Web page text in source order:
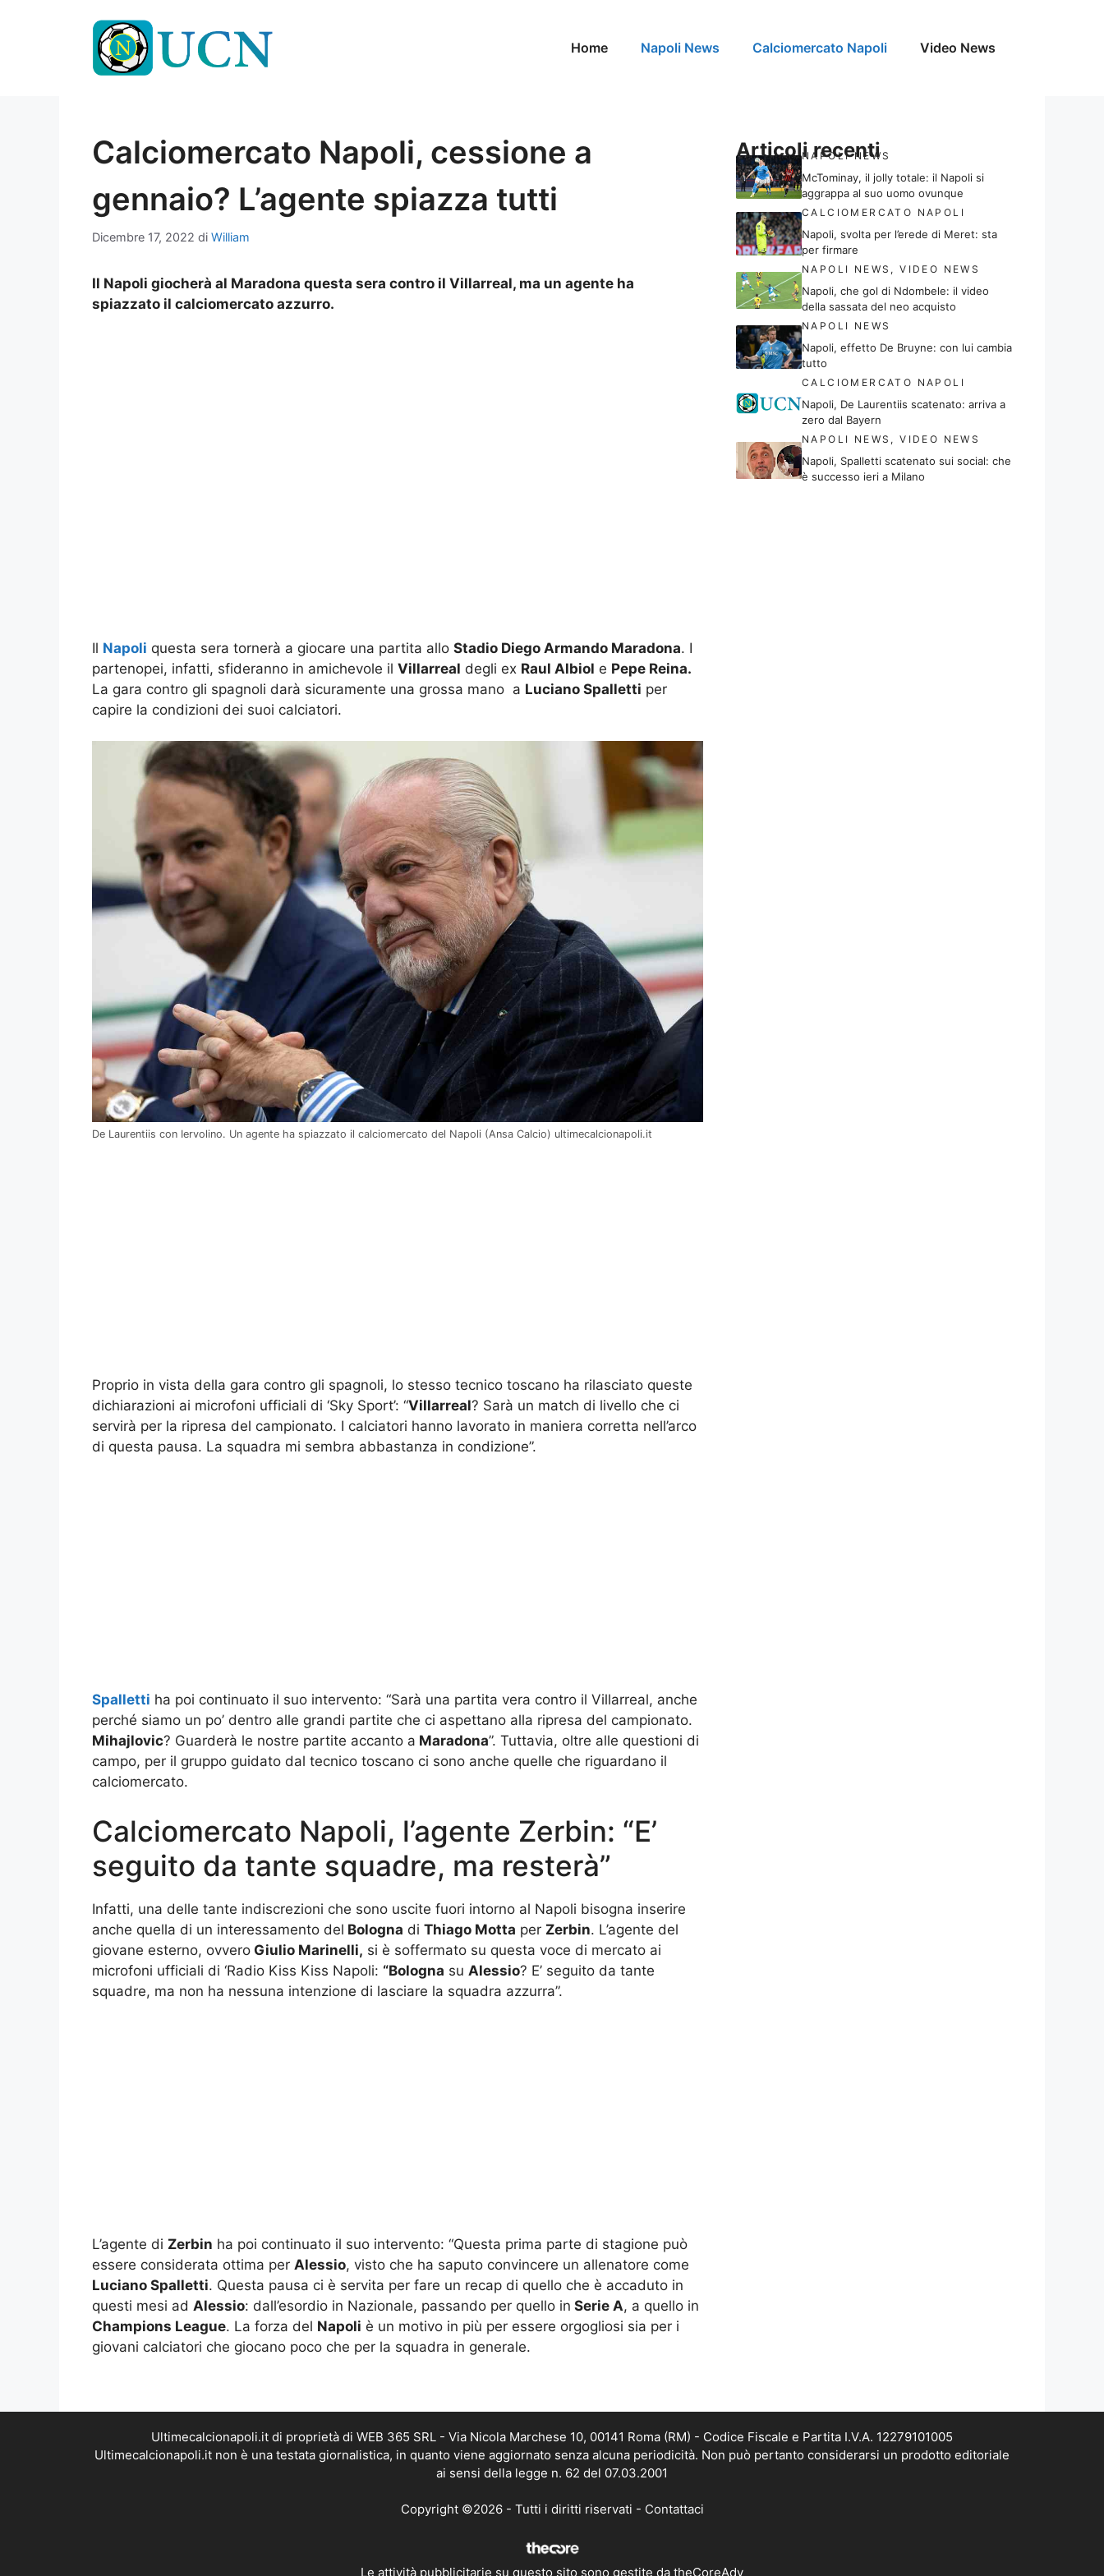
Home Napoli News Calciomercato Napoli Video News
Calciomercato Napoli, cessione a
gennaio? L’agente spiazza tutti
Dicembre 17, 2022 di William
Il Napoli giocherà al Maradona questa sera contro il Villarreal, ma un agente ha
spiazzato il calciomercato azzurro.
Il Napoli questa sera tornerà a giocare una partita allo Stadio Diego Armando Maradona. I
partenopei, infatti, sfideranno in amichevole il Villarreal degli ex Raul Albiol e Pepe Reina.
La gara contro gli spagnoli darà sicuramente una grossa mano a Luciano Spalletti per
capire la condizioni dei suoi calciatori.
De Laurentiis con Iervolino. Un agente ha spiazzato il calciomercato del Napoli (Ansa Calcio) ultimecalcionapoli.it
Proprio in vista della gara contro gli spagnoli, lo stesso tecnico toscano ha rilasciato queste
dichiarazioni ai microfoni ufficiali di ‘Sky Sport’: “Villarreal? Sarà un match di livello che ci
servirà per la ripresa del campionato. I calciatori hanno lavorato in maniera corretta nell’arco
di questa pausa. La squadra mi sembra abbastanza in condizione”.
Spalletti ha poi continuato il suo intervento: “Sarà una partita vera contro il Villarreal, anche
perché siamo un po’ dentro alle grandi partite che ci aspettano alla ripresa del campionato.
Mihajlovic? Guarderà le nostre partite accanto a Maradona”. Tuttavia, oltre alle questioni di
campo, per il gruppo guidato dal tecnico toscano ci sono anche quelle che riguardano il
calciomercato.
Calciomercato Napoli, l’agente Zerbin: “E’
seguito da tante squadre, ma resterà”
Infatti, una delle tante indiscrezioni che sono uscite fuori intorno al Napoli bisogna inserire
anche quella di un interessamento del Bologna di Thiago Motta per Zerbin. L’agente del
giovane esterno, ovvero Giulio Marinelli, si è soffermato su questa voce di mercato ai
microfoni ufficiali di ‘Radio Kiss Kiss Napoli: “Bologna su Alessio? E’ seguito da tante
squadre, ma non ha nessuna intenzione di lasciare la squadra azzurra”.
L’agente di Zerbin ha poi continuato il suo intervento: “Questa prima parte di stagione può
essere considerata ottima per Alessio, visto che ha saputo convincere un allenatore come
Luciano Spalletti. Questa pausa ci è servita per fare un recap di quello che è accaduto in
questi mesi ad Alessio: dall’esordio in Nazionale, passando per quello in Serie A, a quello in
Champions League. La forza del Napoli è un motivo in più per essere orgogliosi sia per i
giovani calciatori che giocano poco che per la squadra in generale.
Articoli recenti
NAPOLI NEWS
McTominay, il jolly totale: il Napoli si
aggrappa al suo uomo ovunque
CALCIOMERCATO NAPOLI
Napoli, svolta per l’erede di Meret: sta
per firmare
NAPOLI NEWS ,VIDEO NEWS
Napoli, che gol di Ndombele: il video
della sassata del neo acquisto
NAPOLI NEWS
Napoli, effetto De Bruyne: con lui cambia
tutto
CALCIOMERCATO NAPOLI
Napoli, De Laurentiis scatenato: arriva a
zero dal Bayern
NAPOLI NEWS ,VIDEO NEWS
Napoli, Spalletti scatenato sui social: che
è successo ieri a Milano
Ultimecalcionapoli.it di proprietà di WEB 365 SRL - Via Nicola Marchese 10, 00141 Roma (RM) - Codice Fiscale e Partita I.V.A. 12279101005
Ultimecalcionapoli.it non è una testata giornalistica, in quanto viene aggiornato senza alcuna periodicità. Non può pertanto considerarsi un prodotto editoriale
ai sensi della legge n. 62 del 07.03.2001
Copyright ©2026 - Tutti i diritti riservati - Contattaci
Le attività pubblicitarie su questo sito sono gestite da theCoreAdv